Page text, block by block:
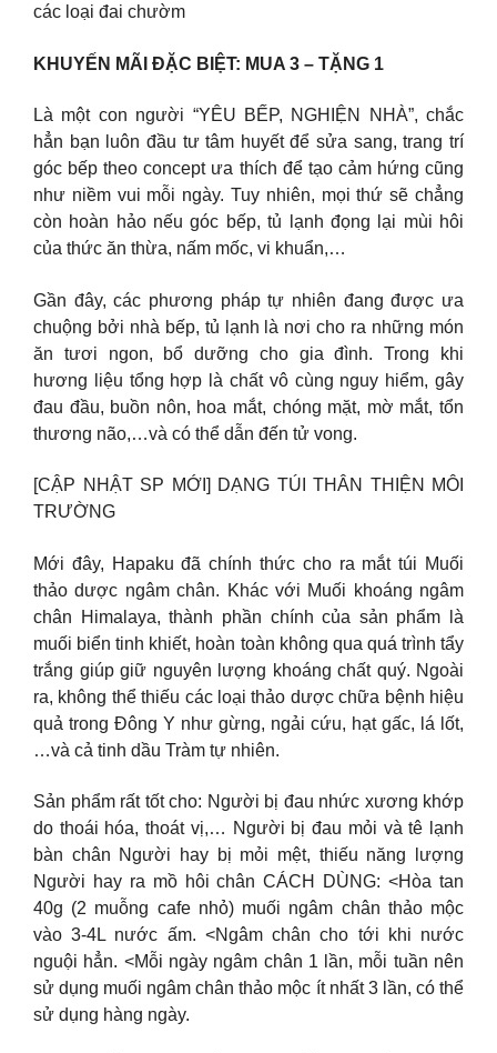
các loại đai chườm
KHUYẾN MÃI ĐẶC BIỆT: MUA 3 – TẶNG 1
Là một con người “YÊU BẾP, NGHIỆN NHÀ”, chắc
hẳn bạn luôn đầu tư tâm huyết để sửa sang, trang trí
góc bếp theo concept ưa thích để tạo cảm hứng cũng
như niềm vui mỗi ngày. Tuy nhiên, mọi thứ sẽ chẳng
còn hoàn hảo nếu góc bếp, tủ lạnh đọng lại mùi hôi
của thức ăn thừa, nấm mốc, vi khuẩn,…
Gần đây, các phương pháp tự nhiên đang được ưa
chuộng bởi nhà bếp, tủ lạnh là nơi cho ra những món
ăn tươi ngon, bổ dưỡng cho gia đình. Trong khi
hương liệu tổng hợp là chất vô cùng nguy hiểm, gây
đau đầu, buồn nôn, hoa mắt, chóng mặt, mờ mắt, tổn
thương não,…và có thể dẫn đến tử vong.
[CẬP NHẬT SP MỚI] DẠNG TÚI THÂN THIỆN MÔI
TRƯỜNG
Mới đây, Hapaku đã chính thức cho ra mắt túi Muối
thảo dược ngâm chân. Khác với Muối khoáng ngâm
chân Himalaya, thành phần chính của sản phẩm là
muối biển tinh khiết, hoàn toàn không qua quá trình tẩy
trắng giúp giữ nguyên lượng khoáng chất quý. Ngoài
ra, không thể thiếu các loại thảo dược chữa bệnh hiệu
quả trong Đông Y như gừng, ngải cứu, hạt gấc, lá lốt,
…và cả tinh dầu Tràm tự nhiên.
Sản phẩm rất tốt cho: Người bị đau nhức xương khớp
do thoái hóa, thoát vị,… Người bị đau mỏi và tê lạnh
bàn chân Người hay bị mỏi mệt, thiếu năng lượng
Người hay ra mồ hôi chân CÁCH DÙNG: <Hòa tan
40g (2 muỗng cafe nhỏ) muối ngâm chân thảo mộc
vào 3-4L nước ấm. <Ngâm chân cho tới khi nước
nguội hẳn. <Mỗi ngày ngâm chân 1 lần, mỗi tuần nên
sử dụng muối ngâm chân thảo mộc ít nhất 3 lần, có thể
sử dụng hàng ngày.